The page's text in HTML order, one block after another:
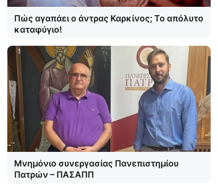
Πώς αγαπάει ο άντρας Καρκίνος; Το απόλυτο
καταφύγιο!
Μνημόνιο συνεργασίας Πανεπιστημίου
Πατρών – ΠΑΣΑΠΠ